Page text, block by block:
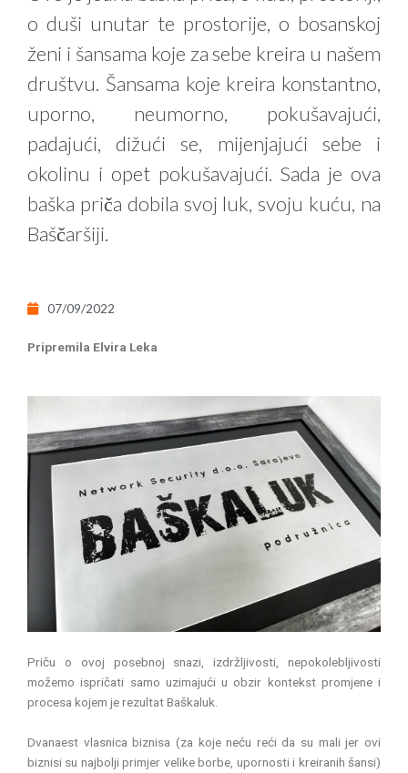
o duši unutar te prostorije, o bosanskoj
ženi i šansama koje za sebe kreira u našem
društvu. Šansama koje kreira konstantno,
uporno, neumorno, pokušavajući,
padajući, dižući se, mijenjajući sebe i
okolinu i opet pokušavajući. Sada je ova
baška priča dobila svoj luk, svoju kuću, na
Baščaršiji.
07/09/2022
Pripremila Elvira Leka
Priču o ovoj posebnoj snazi, izdržljivosti, nepokolebljivosti
možemo ispričati samo uzimajući u obzir kontekst promjene i
procesa kojem je rezultat Baškaluk.
Dvanaest vlasnica biznisa (za koje neću reći da su mali jer ovi
biznisi su najbolji primjer velike borbe, upornosti i kreiranih šansi)